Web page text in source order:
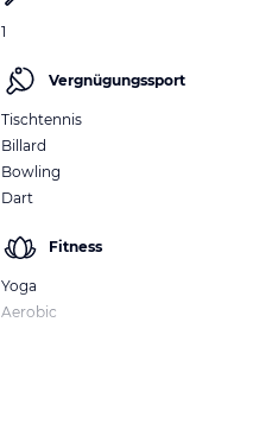
1
Vergnügungssport
Tischtennis
Billard
Bowling
Dart
Fitness
Yoga
Aerobic